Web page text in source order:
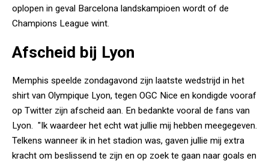
oplopen in geval Barcelona landskampioen wordt of de
Champions League wint.
Afscheid bij Lyon
Memphis speelde zondagavond zijn laatste wedstrijd in het
shirt van Olympique Lyon, tegen OGC Nice en kondigde vooraf
op Twitter zijn afscheid aan. En bedankte vooral de fans van
Lyon. "Ik waardeer het echt wat jullie mij hebben meegegeven.
Telkens wanneer ik in het stadion was, gaven jullie mij extra
kracht om beslissend te zijn en op zoek te gaan naar goals en